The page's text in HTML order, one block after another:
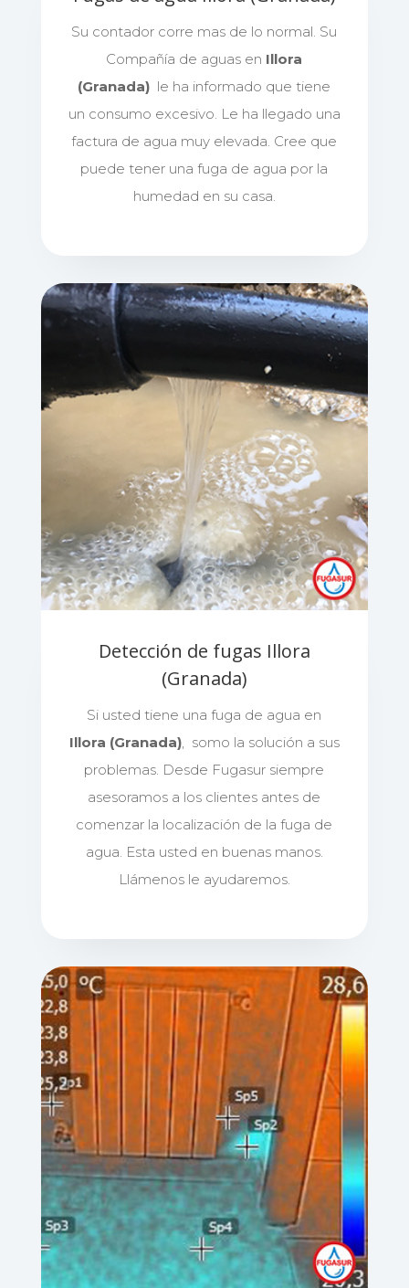
Su contador corre mas de lo normal. Su
Compañía de aguas en Illora
(Granada) le ha informado que tiene
un consumo excesivo. Le ha llegado una
factura de agua muy elevada. Cree que
puede tener una fuga de agua por la
humedad en su casa.
Detección de fugas Illora
(Granada)
Si usted tiene una fuga de agua en
Illora (Granada), somo la solución a sus
problemas. Desde Fugasur siempre
asesoramos a los clientes antes de
comenzar la localización de la fuga de
agua. Esta usted en buenas manos.
Llámenos le ayudaremos.